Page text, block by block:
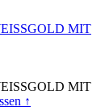
MIT
MIT
↑